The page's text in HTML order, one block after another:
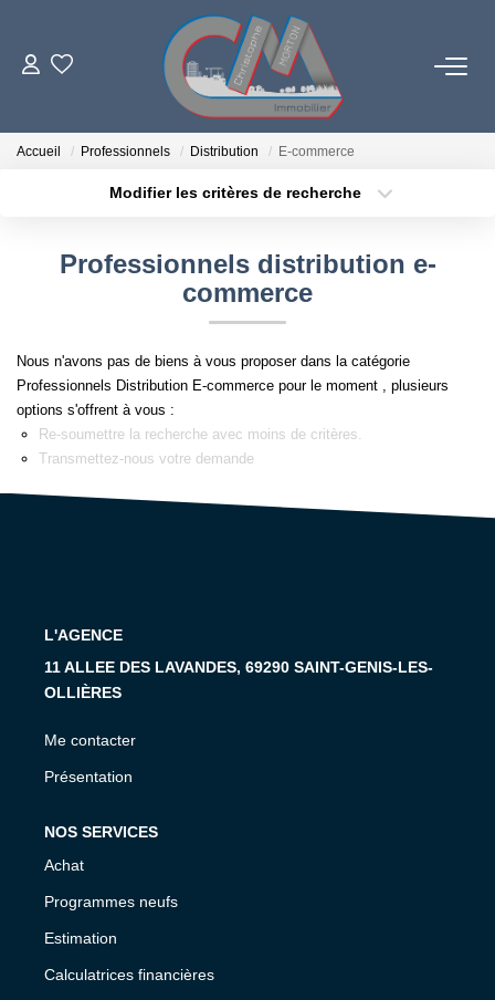
06 73 84 29 22
PROGRAMMES NEUFS
Accueil Professionnels Distribution E-commerce
Modifier les critères de recherche
Professionnels distribution e-
commerce
Nous n'avons pas de biens à vous proposer dans la catégorie
Professionnels Distribution E-commerce pour le moment , plusieurs
options s'offrent à vous :
Re-soumettre la recherche avec moins de critères.
Transmettez-nous votre demande
L'AGENCE
11 ALLEE DES LAVANDES, 69290 SAINT-GENIS-LES-
OLLIÈRES
Me contacter
Présentation
NOS SERVICES
Achat
Programmes neufs
Estimation
Calculatrices financières